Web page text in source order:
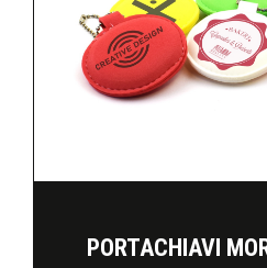
PORTACHIAVI